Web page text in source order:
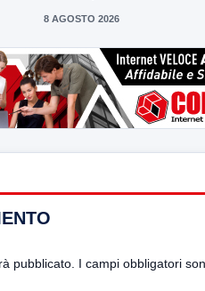
8 AGOSTO 2026
pubblicato. I campi obbligatori